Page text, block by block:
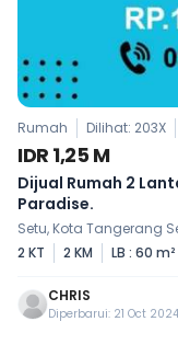
Rumah Dilihat: 203X
IDR 1,25 M
Dijual Rumah 2
Paradise.
Setu, Kota Tangerang
2 KT
2 KM LB : 60 m²
CHRIS
Diperbarui: 21 Oct 2024